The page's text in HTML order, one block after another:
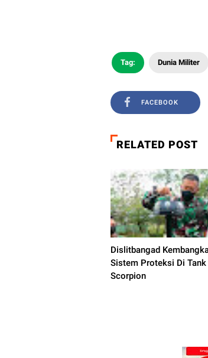
Tag: Dunia Militer
FACEBOOK
RELATED POST
Dislitbangad
Sistem Proteksi Di Tank
Scorpion